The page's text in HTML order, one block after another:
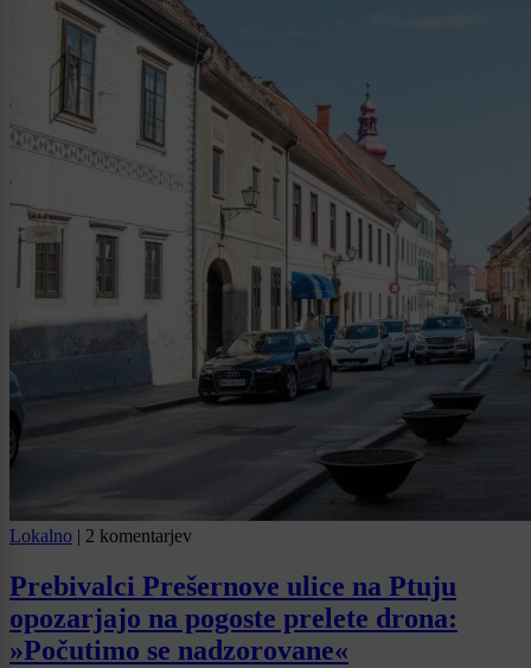
Lokalno | 2 komentarjev
Prebivalci Prešernove ulice na Ptuju
opozarjajo na pogoste prelete drona:
»Počutimo se nadzorovane«